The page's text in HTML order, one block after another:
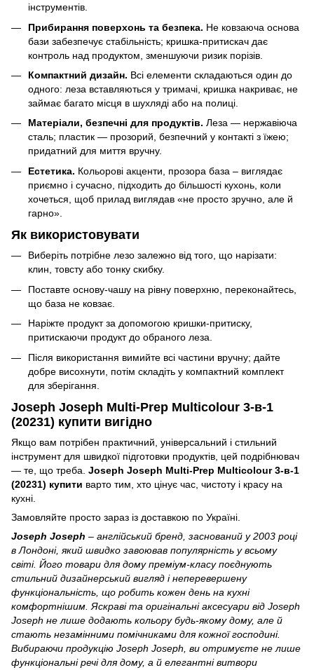
інструментів.
Прибирання поверхонь та безпека. Не ковзаюча основа
бази забезпечує стабільність; кришка-притискач дає
контроль над продуктом, зменшуючи ризик порізів.
Компактний дизайн. Всі елементи складаються один до
одного: леза вставляються у тримачі, кришка накриває, не
займає багато місця в шухляді або на полиці.
Матеріали, безпечні для продуктів. Леза — нержавіюча
сталь; пластик — прозорий, безпечний у контакті з їжею;
придатний для миття вручну.
Естетика. Кольорові акценти, прозора база – виглядає
приємно і сучасно, підходить до більшості кухонь, коли
хочеться, щоб прилад виглядав «не просто зручно, але й
гарно».
Як використовувати
Виберіть потрібне лезо залежно від того, що нарізати:
клин, товсту або тонку скибку.
Поставте основу-чашу на рівну поверхню, переконайтесь,
що база не ковзає.
Наріжте продукт за допомогою кришки-притиску,
притискаючи продукт до обраного леза.
Після використання вимийте всі частини вручну; дайте
добре висохнути, потім складіть у компактний комплект
для зберігання.
Joseph Joseph Multi-Prep Multicolour 3-в-1
(20231) купити вигідно
Якщо вам потрібен практичний, універсальний і стильний
інструмент для швидкої підготовки продуктів, цей подрібнювач
— те, що треба. Joseph Joseph Multi-Prep Multicolour 3-в-1
(20231) купити варто тим, хто цінує час, чистоту і красу на
кухні.
Замовляйте просто зараз із доставкою по Україні.
Joseph Joseph – англійський бренд, заснований у 2003 році
в Лондоні, який швидко завоював популярність у всьому
світі. Його товари для дому преміум-класу поєднують
стильний дизайнерський вигляд і неперевершену
функціональність, що робить кожен день на кухні
комфортнішим. Яскраві та оригінальні аксесуари від Joseph
Joseph не лише додають кольору будь-якому дому, але й
стають незамінними помічниками для кожної господині.
Вибираючи продукцію Joseph Joseph, ви отримуєте не лише
функціональні речі для дому, а й елегантні витвори